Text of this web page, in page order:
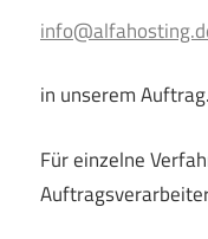
in unserem Auftrag.
Für einzelne